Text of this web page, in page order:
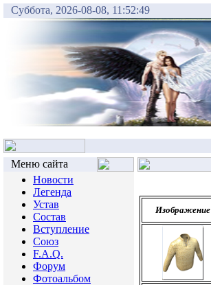
Суббота, 2026-08-08, 11:52:49
Меню сайта
Новости
Легенда
Устав
Состав
Вступление
Союз
F.A.Q.
Форум
Фотоальбом
Изображение